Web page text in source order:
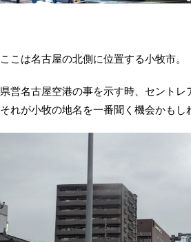
ここは名古屋の北側に位置する小牧市。
県営名古屋空港の事を示す時、セントレ
それが小牧の地名を一番聞く機会かもし